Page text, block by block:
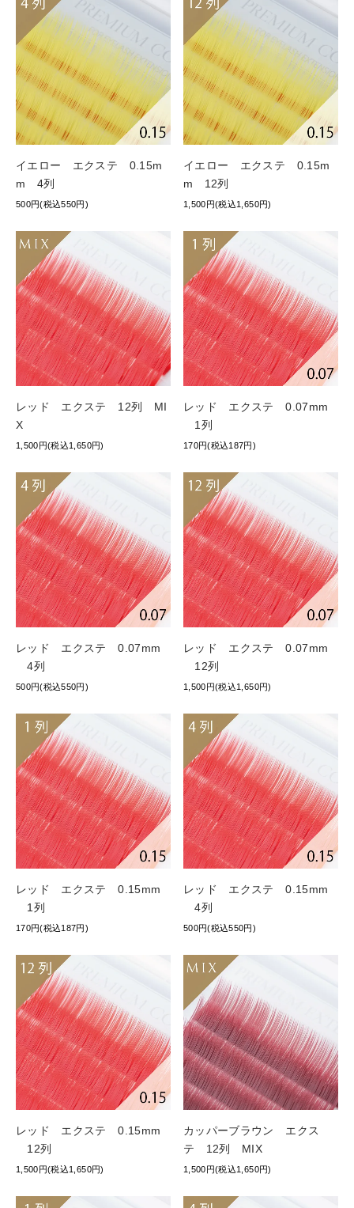
イエロー エクステ 0.15m
m 4列
500円(税込550円)
イエロー エクステ 0.15m
m 12列
1,500円(税込1,650円)
レッド エクステ 12列 MI
X
1,500円(税込1,650円)
レッド エクステ 0.07mm
1列
170円(税込187円)
レッド エクステ 0.07mm
4列
500円(税込550円)
レッド エクステ 0.07mm
12列
1,500円(税込1,650円)
レッド エクステ 0.15mm
1列
170円(税込187円)
レッド エクステ 0.15mm
4列
500円(税込550円)
レッド エクステ 0.15mm
12列
1,500円(税込1,650円)
カッパーブラウン エクス
テ 12列 MIX
1,500円(税込1,650円)